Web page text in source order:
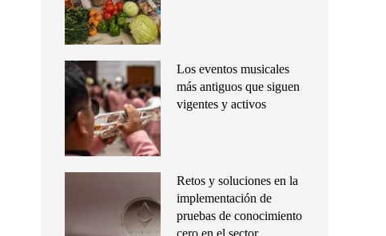
Los eventos musicales
más antiguos que siguen
vigentes y activos
Retos y soluciones en la
implementación de
pruebas de conocimiento
cero en el sector